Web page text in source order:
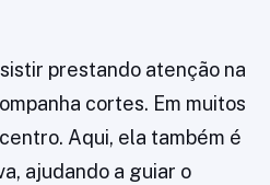
prestando atenção na
cortes. Em muitos
Aqui, ela também é
ajudando a guiar o